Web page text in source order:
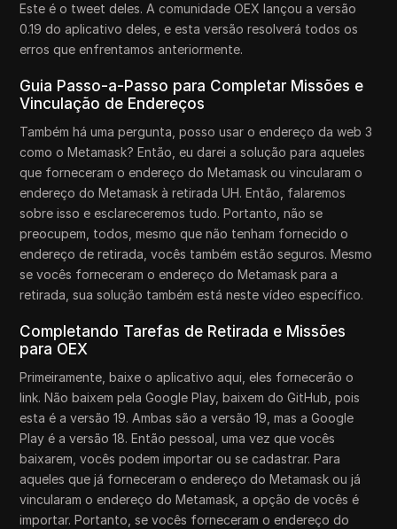
Este é o tweet deles. A comunidade OEX lançou a versão
0.19 do aplicativo deles, e esta versão resolverá todos os
erros que enfrentamos anteriormente.
Guia Passo-a-Passo para Completar Missões e
Vinculação de Endereços
Também há uma pergunta, posso usar o endereço da web 3
como o Metamask? Então, eu darei a solução para aqueles
que forneceram o endereço do Metamask ou vincularam o
endereço do Metamask à retirada UH. Então, falaremos
sobre isso e esclareceremos tudo. Portanto, não se
preocupem, todos, mesmo que não tenham fornecido o
endereço de retirada, vocês também estão seguros. Mesmo
se vocês forneceram o endereço do Metamask para a
retirada, sua solução também está neste vídeo específico.
Completando Tarefas de Retirada e Missões
para OEX
Primeiramente, baixe o aplicativo aqui, eles fornecerão o
link. Não baixem pela Google Play, baixem do GitHub, pois
esta é a versão 19. Ambas são a versão 19, mas a Google
Play é a versão 18. Então pessoal, uma vez que vocês
baixarem, vocês podem importar ou se cadastrar. Para
aqueles que já forneceram o endereço do Metamask ou já
vincularam o endereço do Metamask, a opção de vocês é
importar. Portanto, se vocês forneceram o endereço do